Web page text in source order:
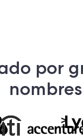
por
nombres